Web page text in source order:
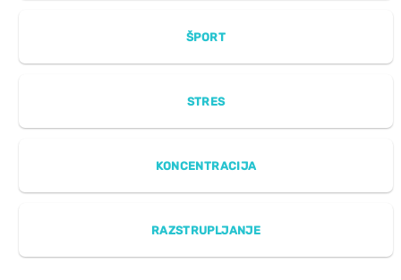
ŠPORT
STRES
KONCENTRACIJA
RAZSTRUPLJANJE